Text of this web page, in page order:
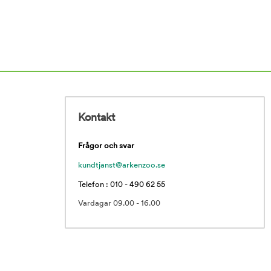
Kontakt
Frågor och svar
kundtjanst@arkenzoo.se
Telefon : 010 - 490 62 55
Vardagar 09.00 - 16.00